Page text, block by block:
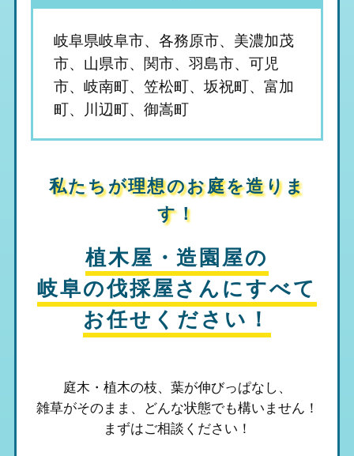
岐阜県岐阜市、各務原市、美濃加茂
市、山県市、関市、羽島市、可児
市、岐南町、笠松町、坂祝町、富加
町、川辺町、御嵩町
私たちが理想のお庭を造りま
す！
植木屋・造園屋の
岐阜の伐採屋さんにすべて
お任せください！
庭木・植木の枝、葉が伸びっぱなし、
雑草がそのまま、 どんな状態でも構いません！
まずはご相談ください！